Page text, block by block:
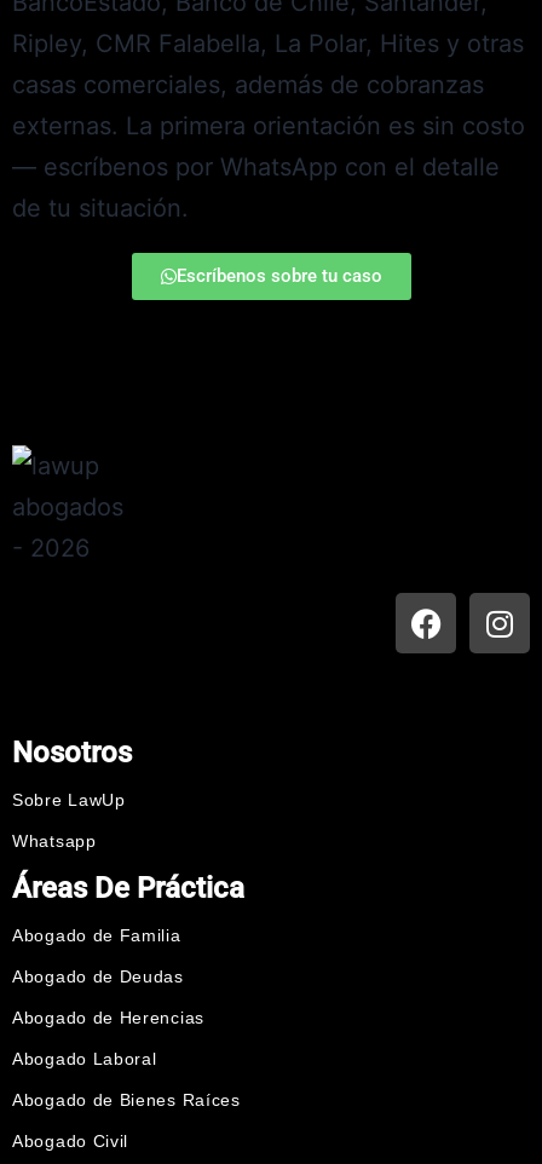
Ripley, CMR Falabella, La Polar, Hites y otras
casas comerciales, además de cobranzas
externas. La primera orientación es sin costo
— escríbenos por WhatsApp con el detalle
de tu situación.
Escríbenos sobre tu caso
Nosotros
Sobre LawUp
Whatsapp
Áreas De Práctica
Abogado de Familia
Abogado de Deudas
Abogado de Herencias
Abogado Laboral
Abogado de Bienes Raíces
Abogado Civil